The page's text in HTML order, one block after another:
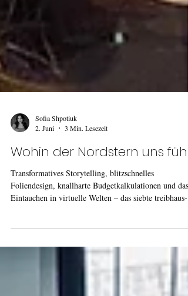
Sofia Shpotiuk
2. Juni
3 Min. Lesezeit
Wohin der Nordstern uns führt
Transformatives Storytelling, blitzschnelles
Eintauchen in virtuelle Welten – das siebte treibhaus-
mit Praxis-Know-how, echten Cases und einer